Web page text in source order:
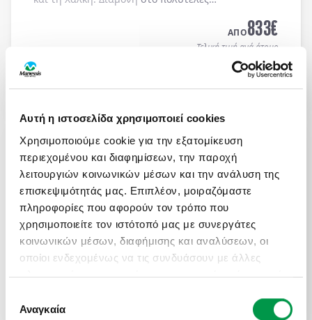
Αυτή η ιστοσελίδα χρησιμοποιεί cookies
Χρησιμοποιούμε cookie για την εξατομίκευση
περιεχομένου και διαφημίσεων, την παροχή
λειτουργιών κοινωνικών μέσων και την ανάλυση της
επισκεψιμότητάς μας. Επιπλέον, μοιραζόμαστε
πληροφορίες που αφορούν τον τρόπο που
χρησιμοποιείτε τον ιστότοπό μας με συνεργάτες
κοινωνικών μέσων, διαφήμισης και αναλύσεων, οι
οποίοι ενδεχομένως να τις συνδυάσουν με άλλες
πληροφορίες που τους έχετε παραχωρήσει ή τις οποίες
χρήση των υπηρεσιών τους.
συγκατάθεσης
Αναγκαία
(ημιδιατροφή).
ΑΠΟ833€
Τελική τιμή ανά άτομο
Πληροφορίες
Αναχωρήσεις
8 μέρες αεροπορικώς σε Όσλο, Μπέργκεν,
Στάβανγκερ, Κρίστιανσαντ, Ντράμεν. Διαμονή σε
επιλεγμένα ξενοδοχεία 3* & 4* με πρωινό μπουφέ
καθημερινά.
ΑΠΟ 2.100
Τελική τιμή ανά άτομο